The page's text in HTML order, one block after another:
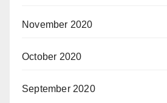
November 2020
October 2020
September 2020